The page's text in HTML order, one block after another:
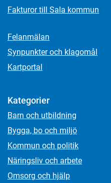
Fakturor till Sala kommun
Felanmälan
Synpunkter och klagomål
Kartportal
Kategorier
Barn och utbildning
Bygga, bo och miljö
Kommun och politik
Näringsliv och arbete
Omsorg och hjälp